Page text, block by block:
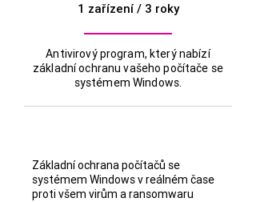
1 zařízení / 3 roky
Antivirový program, který nabízí
základní ochranu vašeho počítače se
systémem Windows.
Základní ochrana počítačů se
systémem Windows v reálném čase
proti všem virům a ransomwaru